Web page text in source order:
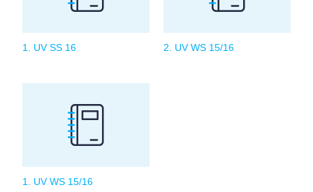
1. UV SS 16 2. UV WS 15/16
1. UV WS 15/16